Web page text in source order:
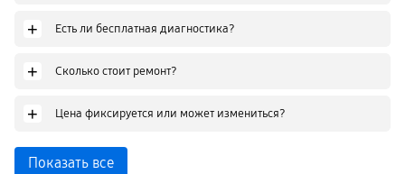
+ Есть ли бесплатная диагностика?
+ Сколько стоит ремонт?
+ Цена фиксируется или может измениться?
Показать все